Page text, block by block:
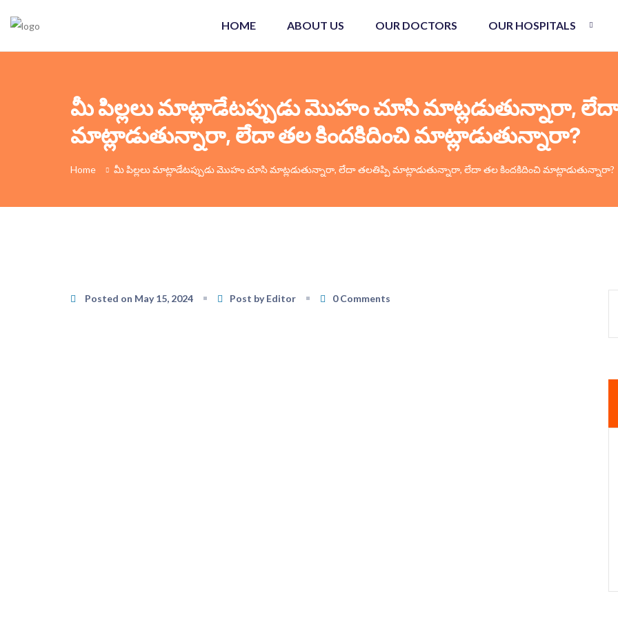
HOME ABOUT US OUR DOCTORS OUR HOSPITALS
మీ పిల్లలు మాట్లాడేటప్పుడు మొహం చూసి మాట్లడుతున్నారా,
మాట్లాడుతున్నారా, లేదా తల కిందకిదించి మాట్లాడుతున్నారా?
Home మీ పిల్లలు మాట్లాడేటప్పుడు మొహం చూసి మాట్లడుతున్నారా, లేదా తలతిప్పి మాట్లాడుతున్నారా, లేదా తల కిందకిదించి మాట్లాడుతున్నారా?
Posted on May 15, 2024 Post by Editor 0 Comments